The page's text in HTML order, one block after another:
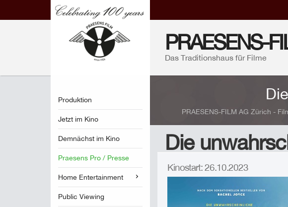
PRAESENS-
Das Traditionshaus für Filme
Produktion
Jetzt im Kino
Demnächst im Kino
Praesens Pro / Presse
Home Entertainment
Public Viewing
PRAESENS-FILM AG Zürich -
Die
Kinostart: 26.10.2023